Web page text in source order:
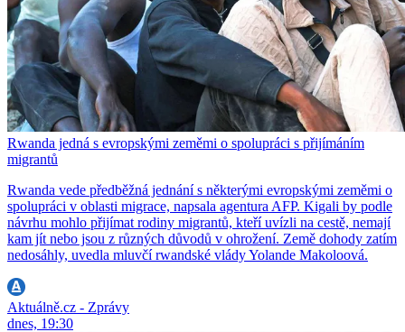
Rwanda jedná s evropskými zeměmi o spolupráci s přijímáním
migrantů
Rwanda vede předběžná jednání s některými evropskými zeměmi o
spolupráci v oblasti migrace, napsala agentura AFP. Kigali by podle
návrhu mohlo přijímat rodiny migrantů, kteří uvízli na cestě, nemají
kam jít nebo jsou z různých důvodů v ohrožení. Země dohody zatím
nedosáhly, uvedla mluvčí rwandské vlády Yolande Makoloová.
Aktuálně.cz - Zprávy
dnes, 19:30